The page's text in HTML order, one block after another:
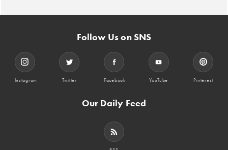
Follow Us on SNS
Instagram Twitter Facebook YouTube Pinterest
Our Daily Feed